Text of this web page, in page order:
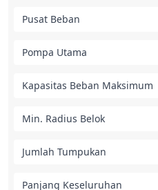
Pusat Beban
Pompa Utama
Kapasitas Beban Maksimum
Min. Radius Belok
Jumlah Tumpukan
Panjang Keseluruhan